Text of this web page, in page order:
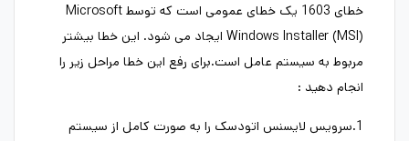
خطای 1603 یک خطای عمومی است که توسط Microsoft
Windows Installer (MSI) ایجاد می شود. این خطا بیشتر
مربوط به سیستم عامل است.برای رفع این خطا مراحل زیر را
انجام دهید :
1.سرویس لایسنس اتودسک را به صورت کامل از سیستم